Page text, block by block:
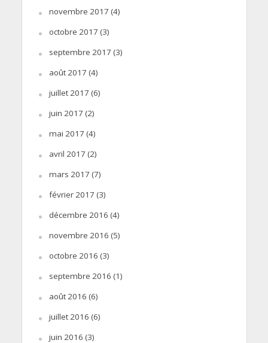
novembre 2017 (4)
octobre 2017 (3)
septembre 2017 (3)
août 2017 (4)
juillet 2017 (6)
juin 2017 (2)
mai 2017 (4)
avril 2017 (2)
mars 2017 (7)
février 2017 (3)
décembre 2016 (4)
novembre 2016 (5)
octobre 2016 (3)
septembre 2016 (1)
août 2016 (6)
juillet 2016 (6)
juin 2016 (3)